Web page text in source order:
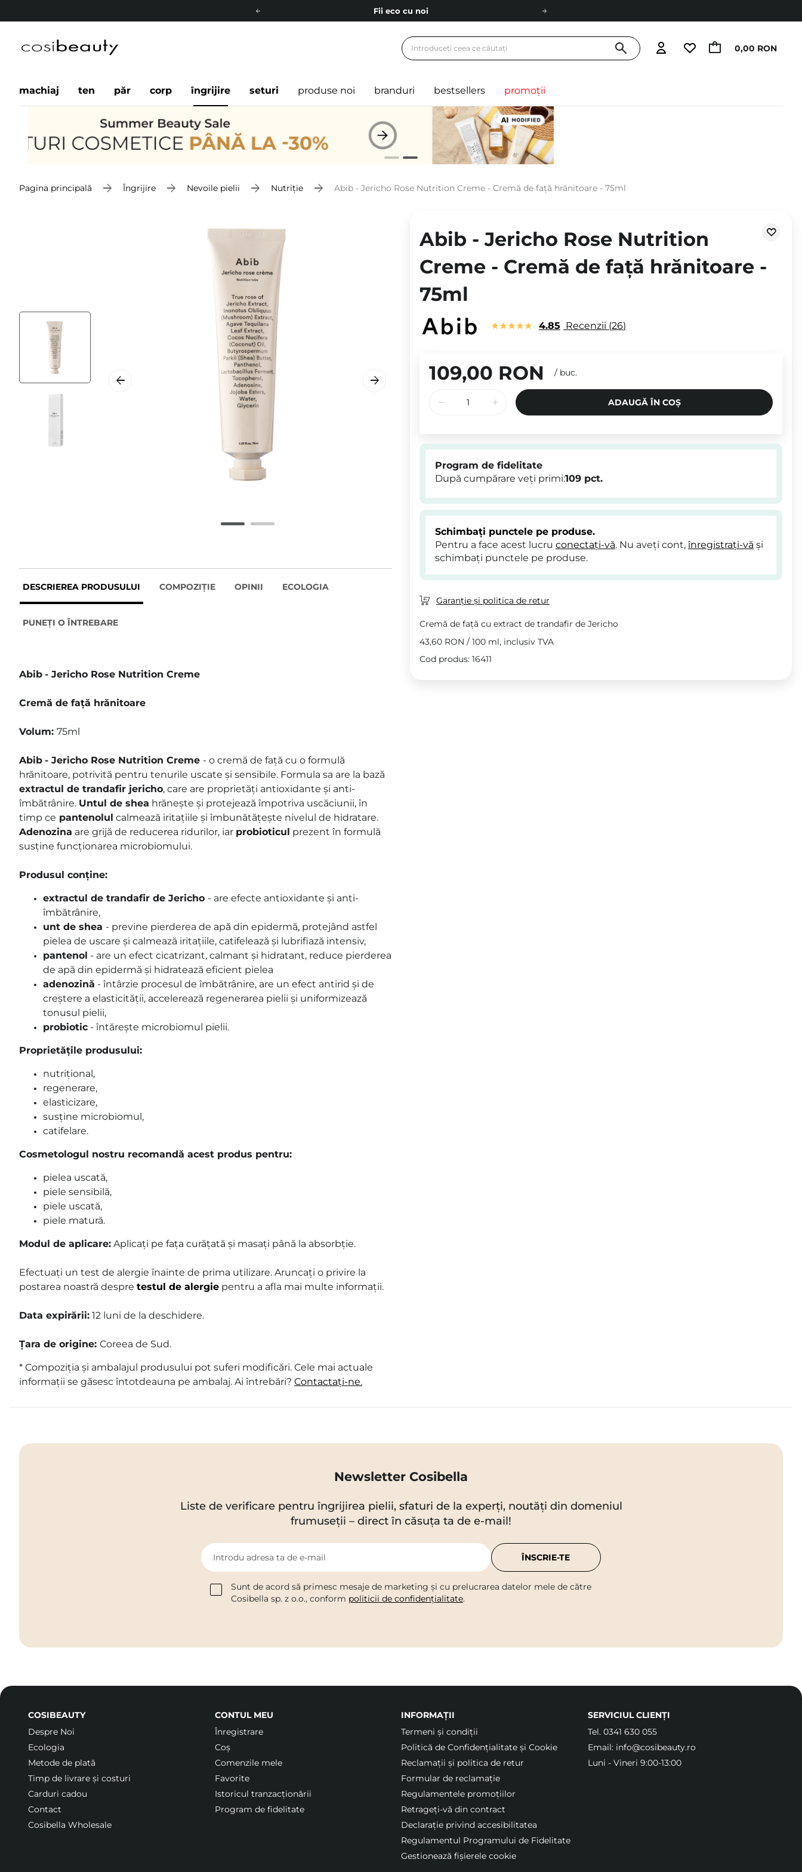
Fii eco cu noi
Livrare mai ieftină pentru comenzile de la 150 RON! 0,00 RON
machiaj ten păr corp îngrijire seturi produse noi branduri bestsellers promoții
Pagina principală Îngrijire Nevoile pielii Nutriție Abib - Jericho Rose Nutrition Creme - Cremă de față hrănitoare - 75ml
DESCRIEREA PRODUSULUI COMPOZIȚIE OPINII ECOLOGIA
PUNEȚI O ÎNTREBARE
Abib - Jericho Rose Nutrition Creme
Cremă de față hrănitoare
Volum: 75ml
Abib - Jericho Rose Nutrition Creme - o cremă de față cu o formulă
hrănitoare, potrivită pentru tenurile uscate și sensibile. Formula sa are la bază
extractul de trandafir jericho, care are proprietăți antioxidante și anti-
îmbătrânire. Untul de shea hrănește și protejează împotriva uscăciunii, în
timp ce pantenolul calmează iritațiile și îmbunătățește nivelul de hidratare.
Adenozina are grijă de reducerea ridurilor, iar probioticul prezent în formulă
susține funcționarea microbiomului.
Produsul conține:
extractul de trandafir de Jericho - are efecte antioxidante și anti-
îmbătrânire,
unt de shea - previne pierderea de apă din epidermă, protejând astfel
pielea de uscare și calmează iritațiile, catifelează și lubrifiază intensiv,
pantenol - are un efect cicatrizant, calmant și hidratant, reduce pierderea
de apă din epidermă și hidratează eficient pielea
adenozină - întârzie procesul de îmbătrânire, are un efect antirid și de
creștere a elasticității, accelerează regenerarea pielii și uniformizează
tonusul pielii,
probiotic - întărește microbiomul pielii.
Proprietățile produsului:
nutrițional,
regenerare,
elasticizare,
susține microbiomul,
catifelare.
Cosmetologul nostru recomandă acest produs pentru:
pielea uscată,
piele sensibilă,
piele uscată,
piele matură.
Modul de aplicare: Aplicați pe fața curățată și masați până la absorbție.
Efectuați un test de alergie înainte de prima utilizare. Aruncați o privire la
postarea noastră despre testul de alergie pentru a afla mai multe informații.
Data expirării: 12 luni de la deschidere.
Țara de origine: Coreea de Sud.
* Compoziția și ambalajul produsului pot suferi modificări. Cele mai actuale
informații se găsesc întotdeauna pe ambalaj. Ai întrebări? Contactați-ne.
Abib - Jericho Rose Nutrition
Creme - Cremă de față hrănitoare -
75ml
4.85 Recenzii 26
109,00 RON / buc.
ADAUGĂ ÎN COȘ
Program de fidelitate
După cumpărare veți primi:109 pct.
Schimbați punctele pe produse.
Pentru a face acest lucru conectați-vă. Nu aveți cont, înregistrați-vă și
schimbați punctele pe produse.
Garanție și politica de retur
Cremă de față cu extract de trandafir de Jericho
43,60 RON / 100 ml, inclusiv TVA
Cod produs: 16411
Newsletter Cosibella
Liste de verificare pentru îngrijirea pielii, sfaturi de la experți, noutăți din domeniul
frumuseții – direct în căsuța ta de e-mail!
Introdu adresa ta de e-mail
Sunt de acord să primesc mesaje de marketing și cu prelucrarea datelor mele de către
Cosibella sp. z o.o., conform politicii de confidențialitate.
ÎNSCRIE-TE
COSIBEAUTY
Despre Noi
Ecologia
Metode de plată
Timp de livrare și costuri
Carduri cadou
Contact
Cosibella Wholesale
CONTUL MEU
Înregistrare
Coș
Comenzile mele
Favorite
Istoricul tranzacționării
Program de fidelitate
INFORMAȚII
Termeni şi condiții
Politică de Confidențialitate și Cookie
Reclamații și politica de retur
Formular de reclamație
Regulamentele promoțiilor
Retrageți-vă din contract
Declarație privind accesibilitatea
Regulamentul Programului de Fidelitate
Gestionează fișierele cookie
SERVICIUL CLIENȚI
Tel. 0341 630 055
Email: info@cosibeauty.ro
Luni - Vineri 9:00-13:00